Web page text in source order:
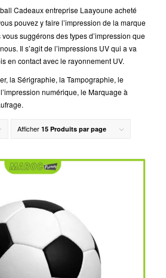
Cadeaux entreprise Laayoune acheté
pouvez y faire l’impression de la marque
suggérons des types d’impression que
Il s’agit de l’impressions UV qui a va
en contact avec le rayonnement UV.
la Sérigraphie, la Tampographie, le
numérique, le Marquage à
Afficher 15 Produits par page